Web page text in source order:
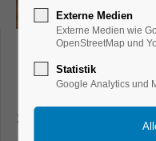
Freizeit- &
Läufer,
Sportler
Externe Medien
Externe Medien wie
OpenStreetMap und
Statistik
Google Analytics und